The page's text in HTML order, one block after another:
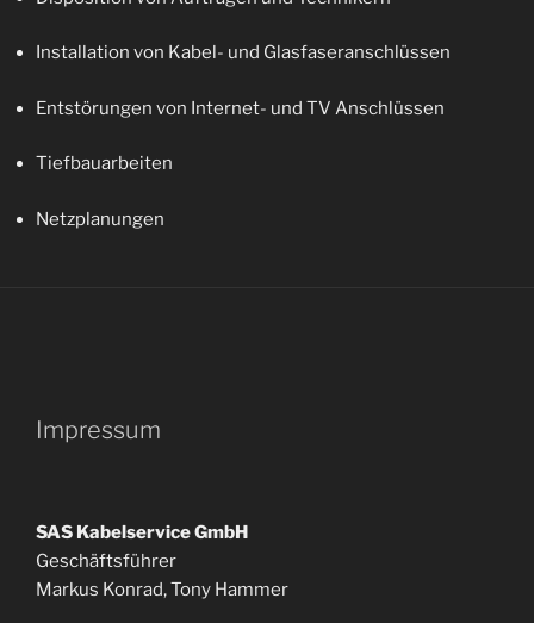
Installation von Kabel- und Glasfaseranschlüssen
Entstörungen von Internet- und TV Anschlüssen
Tiefbauarbeiten
Netzplanungen
Impressum
SAS Kabelservice GmbH
Geschäftsführer
Markus Konrad, Tony Hammer